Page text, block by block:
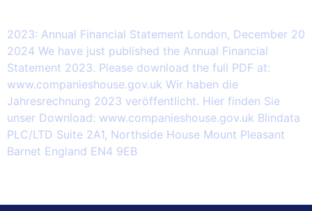
2023: Annual Financial Statement London, December 20
2024 We have just published the Annual Financial
Statement 2023. Please download the full PDF at:
www.companieshouse.gov.uk Wir haben die
Jahresrechnung 2023 veröffentlicht. Hier finden Sie
unser Download: www.companieshouse.gov.uk Blindata
PLC/LTD Suite 2A1, Northside House Mount Pleasant
Barnet England EN4 9EB